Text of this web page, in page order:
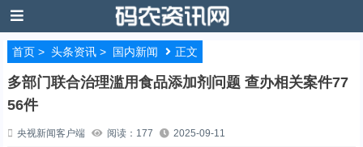
首页> 头条资讯> 国内新闻 正文
多部门联合治理滥用食品添加剂问题 查办相关案件77
56件
央视新闻客户端 阅读：177 2025-09-11